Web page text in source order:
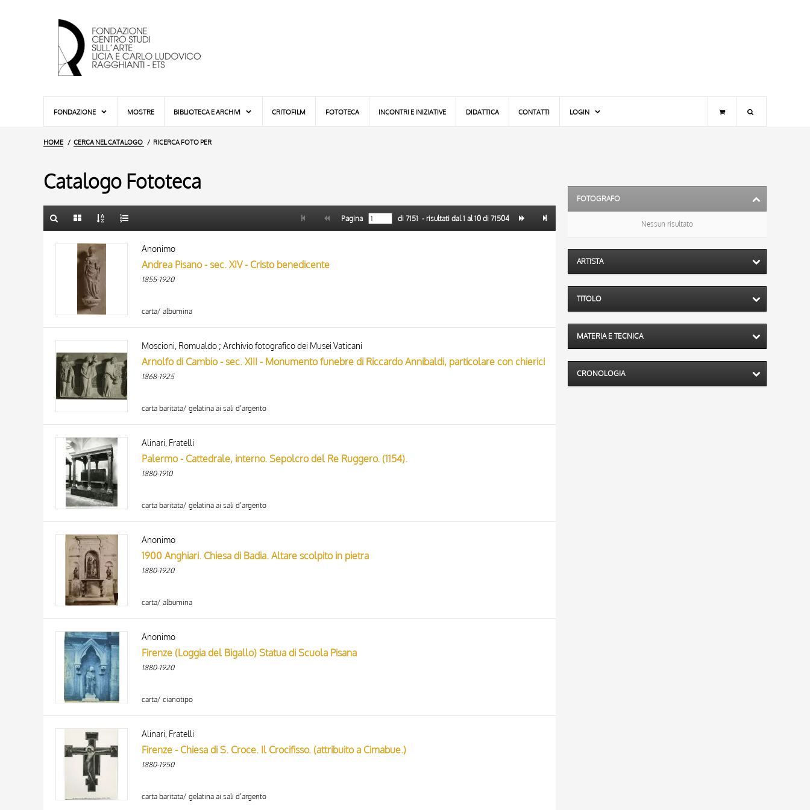
FONDAZIONE MOSTRE BIBLIOTECA E ARCHIVI CRITOFILM FOTOTECA INCONTRI E INIZIATIVE DIDATTICA CONTATTI LOGIN
HOME CERCA NEL CATALOGO RICERCA FOTO PER
Catalogo Fototeca
ARTISTA
MATERIA E TECNICA
10 RISULTATI
20 RISULTATI
Pagina di 7151 - risultati dal1 al10di 71504
Anonimo
Andrea Pisano - sec. XIV - Cristo benedicente
1855-1920
carta/ albumina
Moscioni, Romualdo ; Archivio fotografico dei Musei Vaticani
Arnolfo di Cambio - sec. XIII - Monumento funebre di Riccardo Annibaldi, particolare con chierici
1868-1925
carta baritata/ gelatina ai sali d’argento
Alinari, Fratelli
Palermo - Cattedrale, interno. Sepolcro del Re Ruggero. (1154).
1880-1910
carta baritata/ gelatina ai sali d’argento
Anonimo
1900 Anghiari. Chiesa di Badia. Altare scolpito in pietra
1880-1920
carta/ albumina
Anonimo
Firenze (Loggia del Bigallo) Statua di Scuola Pisana
1880-1920
carta/ cianotipo
Alinari, Fratelli
Firenze - Chiesa di S. Croce. Il Crocifisso. (attribuito a Cimabue.)
1880-1950
carta baritata/ gelatina ai sali d’argento
FOTOGRAFO
Nessun risultato
ARTISTA
TITOLO
MATERIA E TECNICA
CRONOLOGIA